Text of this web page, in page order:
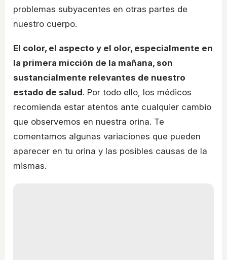
problemas subyacentes en otras partes de
nuestro cuerpo.
El color, el aspecto y el olor, especialmente en
la primera micción de la mañana, son
sustancialmente relevantes de nuestro
estado de salud. Por todo ello, los médicos
recomienda estar atentos ante cualquier cambio
que observemos en nuestra orina. Te
comentamos algunas variaciones que pueden
aparecer en tu orina y las posibles causas de la
mismas.